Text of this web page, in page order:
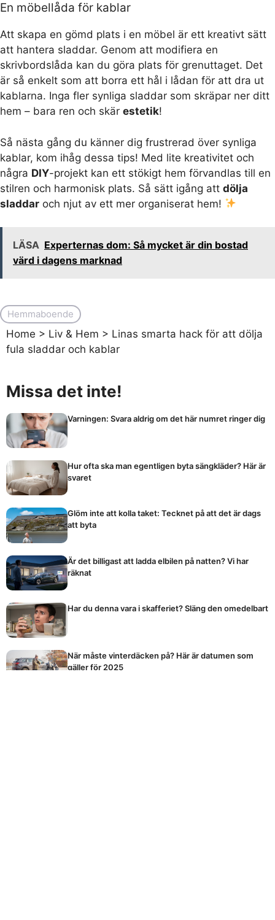
En möbellåda för kablar
Att skapa en gömd plats i en möbel är ett kreativt sätt
att hantera sladdar. Genom att modifiera en
skrivbordslåda kan du göra plats för grenuttaget. Det
är så enkelt som att borra ett hål i lådan för att dra ut
kablarna. Inga fler synliga sladdar som skräpar ner ditt
hem – bara ren och skär estetik!
Så nästa gång du känner dig frustrerad över synliga
kablar, kom ihåg dessa tips! Med lite kreativitet och
några DIY-projekt kan ett stökigt hem förvandlas till en
stilren och harmonisk plats. Så sätt igång att dölja
sladdar och njut av ett mer organiserat hem!
LÄSA Experternas dom: Så mycket är din bostad
värd i dagens marknad
Hemmaboende
Home > Liv & Hem > Linas smarta hack för att dölja
fula sladdar och kablar
Missa det inte!
Varningen: Svara aldrig om det här numret ringer dig
Hur ofta ska man egentligen byta sängkläder? Här är
svaret
Glöm inte att kolla taket: Tecknet på att det är dags
att byta
Är det billigast att ladda elbilen på natten? Vi har
räknat
Har du denna vara i skafferiet? Släng den omedelbart
När måste vinterdäcken på? Här är datumen som
gäller för 2025